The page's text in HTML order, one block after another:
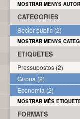
MOSTRAR MENYS
CATEGORIES
Sector públic (2)
MOSTRAR MENYS
ETIQUETES
Pressupostos (2)
Girona (2)
Economia (2)
MOSTRAR MÉS
FORMATS